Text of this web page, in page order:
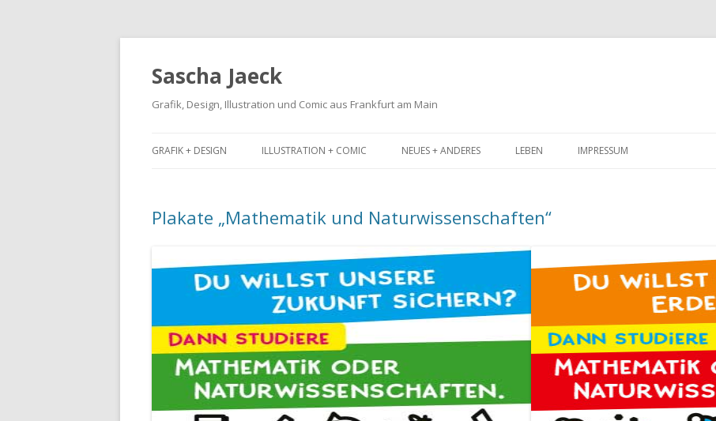
Sascha Jaeck
Grafik, Design, Illustration und Comic aus Frankfurt am Main
Inhalt
GRAFIK + DESIGN ILLUSTRATION + COMIC NEUES + ANDERES LEBEN IMPRESSUM
Plakate „Mathematik und Naturwissenschaften“